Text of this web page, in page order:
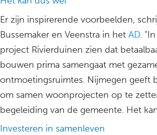
Er zijn inspirerende voorbeelden,
Bussemaker en Veenstra in het AD.
project Rivierduinen zien dat
bouwen prima samengaat met
ontmoetingsruimtes. Nijmegen geeft
om samen woonprojecten op te
begeleiding van de gemeente. Het
Investeren in samenleven